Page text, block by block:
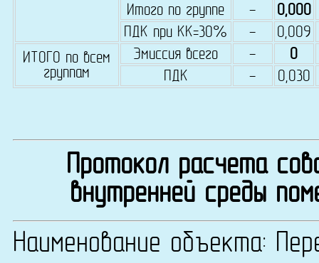
Итого по группе - 0,000
ПДК при КК=30%
-
0,009
ИТОГО по всем
группам
Эмиссия всего - 0
ПДК
- 0,030
Протокол расчета
внутренней среды
Наименование объекта: